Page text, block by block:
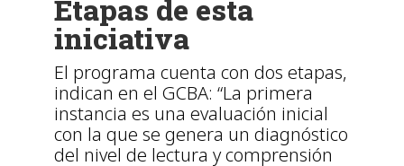
Etapas de esta
iniciativa
El programa cuenta con dos etapas,
indican en el GCBA: “La primera
instancia es una evaluación inicial
con la que se genera un diagnóstico
del nivel de lectura y comprensión